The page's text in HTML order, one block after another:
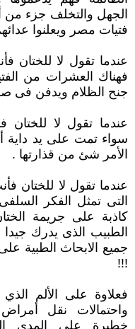
الجهل والتخلف جزء من
فتيات مصر ويعلنوا
عندما تقول لا
فهناك العشرات من
جنح الظلام ويدفن فى
عندما تقول لا للختان
سواء تمت على يد داية
الأمر شئ من قذارتها .
عندما تقول لا للختان
التى تمثل الفكر
كاذبة على جريمة
الطبيب الذى يدرك
جميع الابحاث الطبية
!!!
فعلاوة على الألم
واحتمالات نقل
خطيرة على المدى